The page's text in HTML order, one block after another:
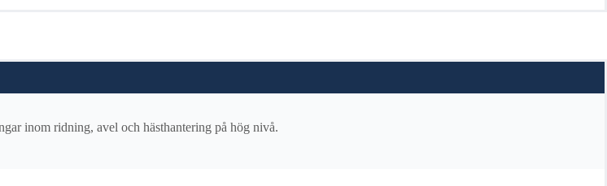
inom ridning, avel och hästhantering på hög nivå.